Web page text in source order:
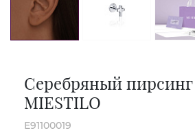
Серебряный пирсинг
MIESTILO
E91100019